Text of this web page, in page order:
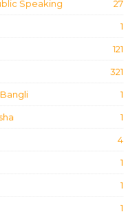
Speaking 27
1
121
321
1
1
4
1
1
1